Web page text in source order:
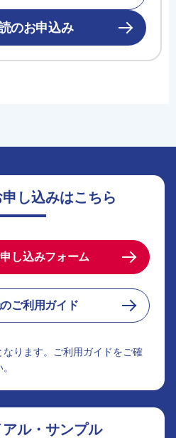
のお申込み
し込みはこちら
し込みフォーム
ご利用ガイド
なります。ご利用ガイドをご確
ル・サンプル